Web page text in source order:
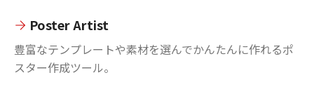
Poster Artist
豊富なテンプレートや素材を選んでかんたんに作れるポ
スター作成ツール。